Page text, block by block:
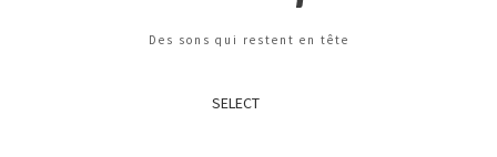
Des sons qui restent en tête
SELECT